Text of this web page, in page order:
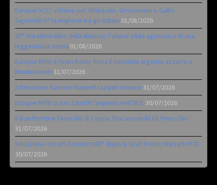
Europei XCO: vittorie per Ghibaudo, Grossmann e Gallis.
Signorelli 5^ la migliore tra gli italiani 01/08/2026
35ª Marathon Bike della Brianza: l’ultima sfida agonistica di una
leggendaria storia 01/08/2026
Europei MTB: il Team Relay firma il secondo argento azzurro a
Monteceneri 31/07/2026
Attenzione: Samara Maxwell sta per tornare 31/07/2026
Europei MTB: a Juri Zanotti l’argento nell’XCC 30/07/2026
Il 6 settembre l’esordio di Coppa Toscana della Gf Pinocchio
31/07/2026
Situazione circuiti Contest360° dopo la Gran Fondo Marradi MTB
30/07/2026